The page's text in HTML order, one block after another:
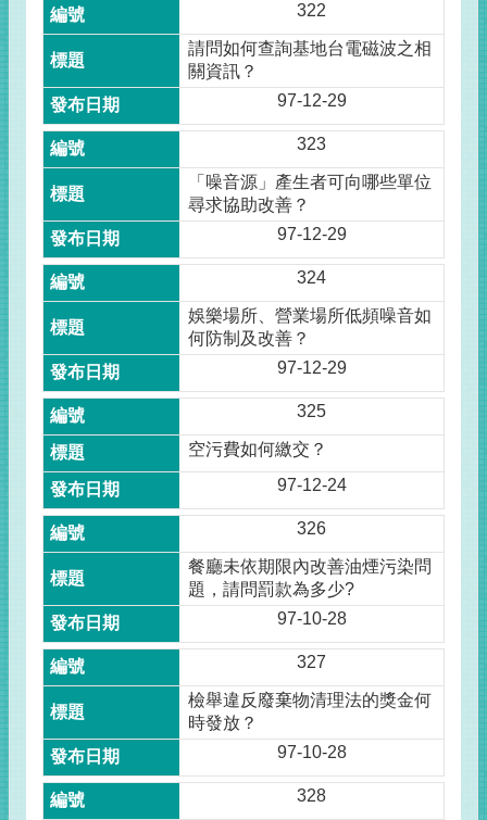
322
請問如何查詢基地台電磁波之相
關資訊？
97-12-29
323
「噪音源」產生者可向哪些單位
尋求協助改善？
97-12-29
324
娛樂場所、營業場所低頻噪音如
何防制及改善？
97-12-29
325
空污費如何繳交？
97-12-24
326
餐廳未依期限內改善油煙污染問
題，請問罰款為多少?
97-10-28
327
檢舉違反廢棄物清理法的獎金何
時發放？
97-10-28
328